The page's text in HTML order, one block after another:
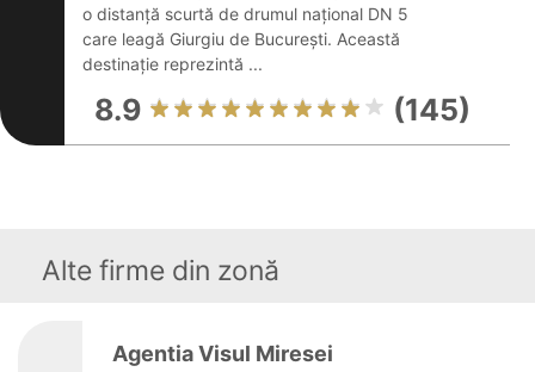
o distanță scurtă de drumul național DN 5
care leagă Giurgiu de București. Această
destinație reprezintă ...
8.9 (145)
Alte firme din zonă
Agentia Visul Miresei